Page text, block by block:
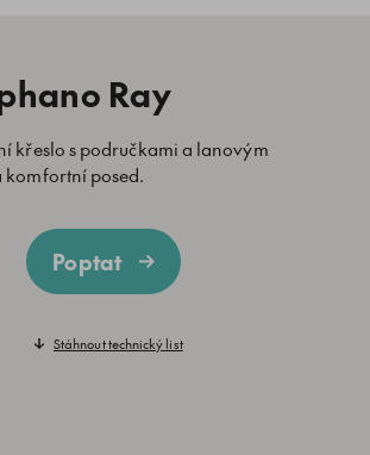
Ray
křeslo s područkami a lanovým
posed.
Poptat
Stáhnout technický list